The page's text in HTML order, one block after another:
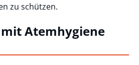
zu schützen.
Atemhygiene